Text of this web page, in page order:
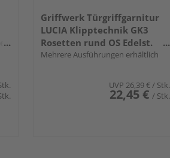
Griffwerk Türgriffgarnitur
LUCIA Klipptechnik GK3
Rosetten rund OS Edelst.
ma.
Mehrere Ausführungen erhältlich
UVP 26,39 €/ Stk.
22,45 € / Stk.